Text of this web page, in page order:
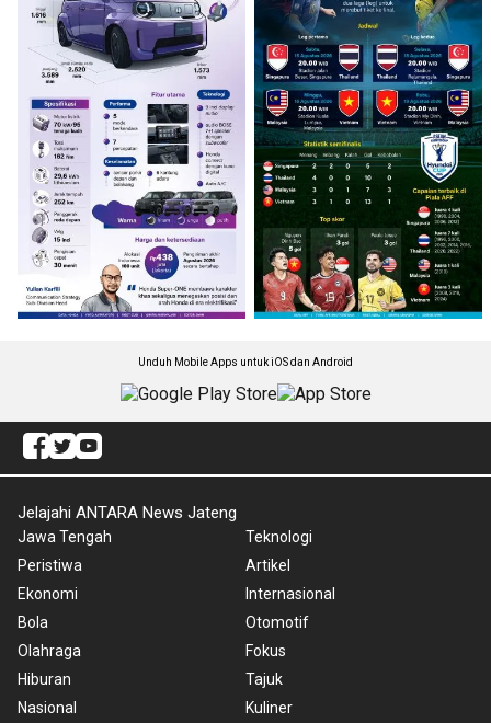
Unduh Mobile Apps untuk iOS dan Android
Jelajahi ANTARA News Jateng
Jawa Tengah
Peristiwa
Ekonomi
Bola
Olahraga
Hiburan
Nasional
Teknologi
Artikel
Internasional
Otomotif
Fokus
Tajuk
Kuliner